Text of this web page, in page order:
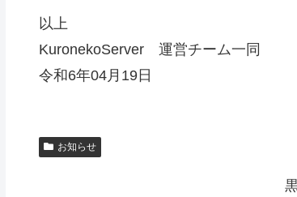
以上
KuronekoServer 運営チーム一同
令和6年04月19日
お知らせ